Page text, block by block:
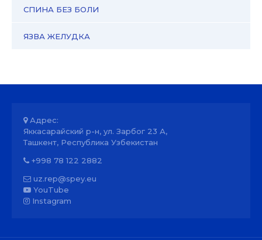
СПИНА БЕЗ БОЛИ
ЯЗВА ЖЕЛУДКА
Адрес:
Яккасарайский р-н, ул. Зарбог 23 А,
Ташкент, Республика Узбекистан
+998 78 122 2882
uz.rep@spey.eu
YouTube
Instagram